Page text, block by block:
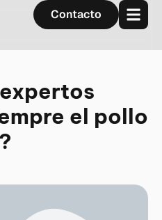
Contacto
el pollo